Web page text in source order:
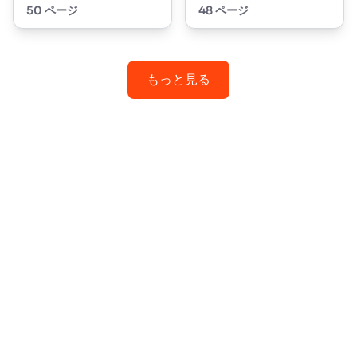
50 ページ
48 ページ
もっと見る